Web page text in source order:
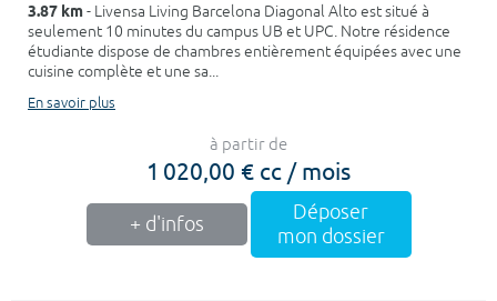
3.87 km- Livensa Living Barcelona Diagonal Alto est situé à
seulement 10 minutes du campus UB et UPC. Notre résidence
étudiante dispose de chambres entièrement équipées avec une
cuisine complète et une sa...
En savoir plus
à partir de
1 020,00 € cc / mois
+ d'infos
Déposer
mon dossier